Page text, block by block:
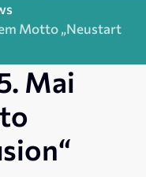
Motto „Neustart
Mai